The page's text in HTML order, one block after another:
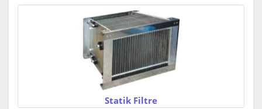
Statik Filtre